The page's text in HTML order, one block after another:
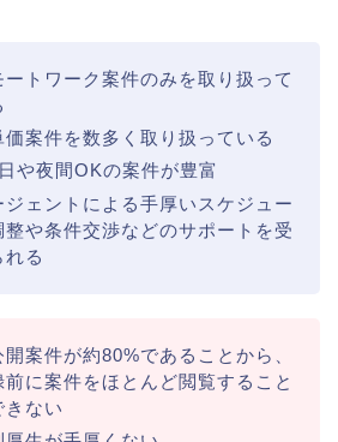
ートワーク案件のみを取り扱って
価案件を数多く取り扱っている
や夜間OKの案件が豊富
ジェントによる手厚いスケジュー
整や条件交渉などのサポートを受
れる
開案件が約80%であることから、
前に案件をほとんど閲覧すること
きない